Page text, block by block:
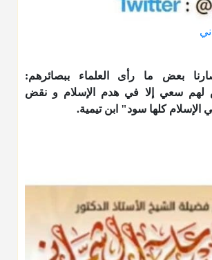
بعض ما رأى العلماء ببصائرهم:
لهم سعي إلا في هدم الإسلام و نقض
الإسلام كلها سود" ابن تيمية.